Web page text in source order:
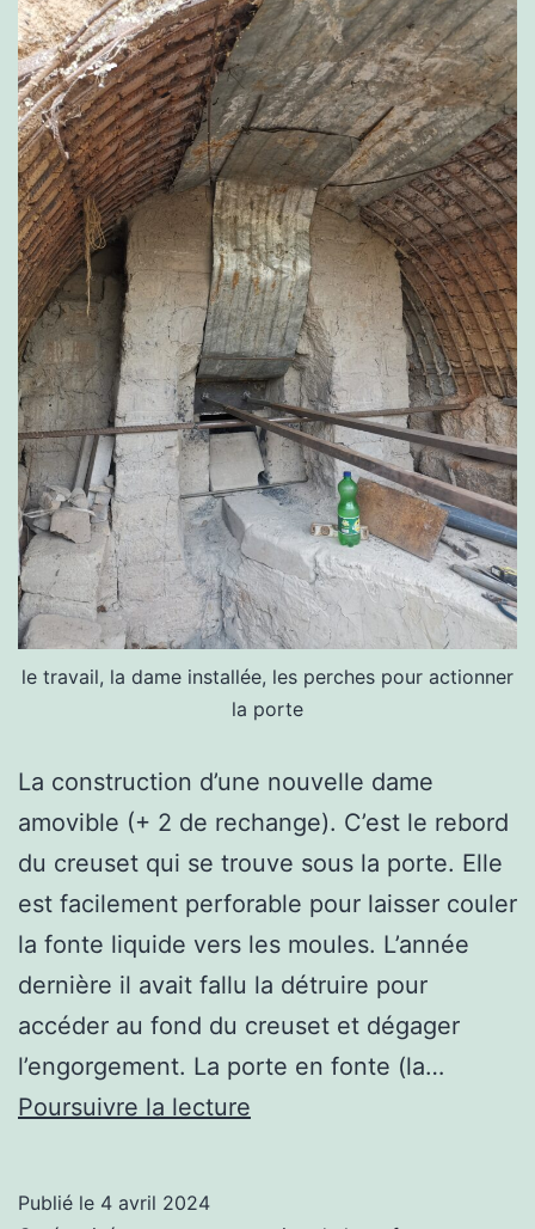
le travail, la dame installée, les perches pour actionner
la porte
La construction d’une nouvelle dame
amovible (+ 2 de rechange). C’est le rebord
du creuset qui se trouve sous la porte. Elle
est facilement perforable pour laisser couler
la fonte liquide vers les moules. L’année
dernière il avait fallu la détruire pour
accéder au fond du creuset et dégager
l’engorgement. La porte en fonte (la…
Poursuivre la lecture
Publié le 4 avril 2024